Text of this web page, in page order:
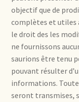
objectif que de
complètes et utiles
le droit des les
ne fournissons
saurions être tenu
pouvant résulter
informations.
seront transmises,